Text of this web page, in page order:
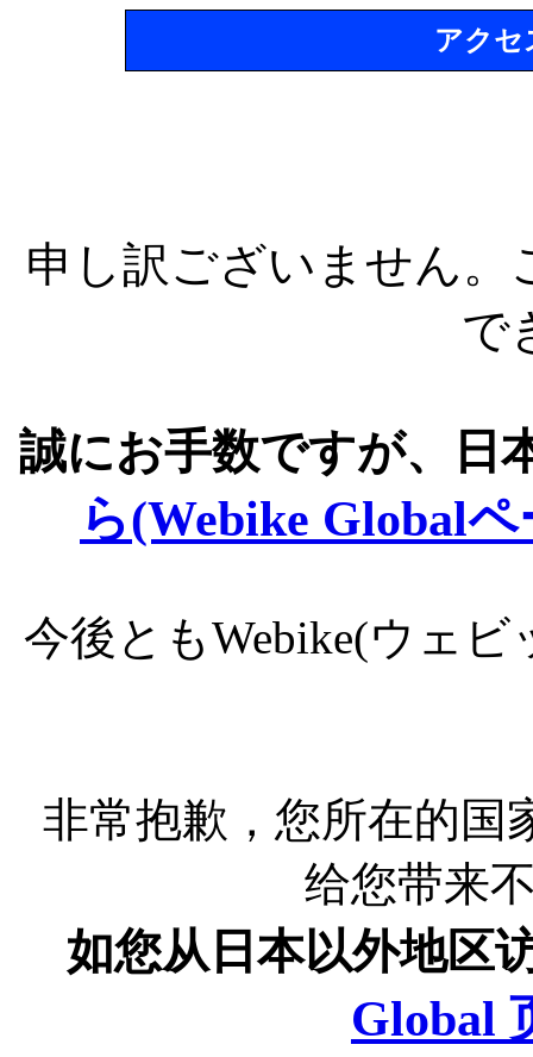
アクセ
申し訳ございません
で
誠にお手数ですが、日
ら(Webike Global
今後ともWebike(ウェ
非常抱歉，您所在的国
给您带来
如您从日本以外地区
Global